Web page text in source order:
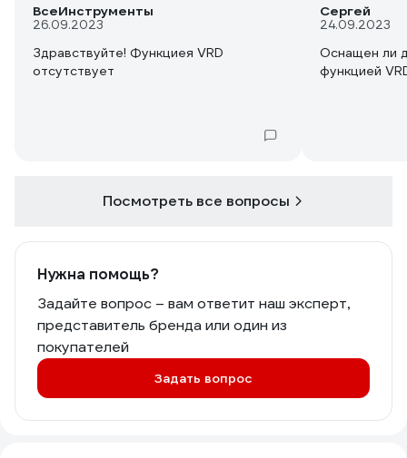
ВсеИнструменты
26.09.2023
Здравствуйте! Функциея VRD
отсутствует
Сергей
24.09.2023
Оснащен ли
функцией
Посмотреть все вопросы
Нужна помощь?
Задайте вопрос – вам ответит наш эксперт,
представитель бренда или один из
покупателей
Задать вопрос